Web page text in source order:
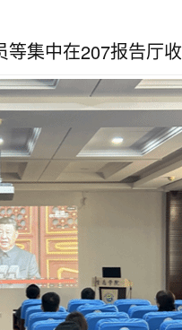
等集中在207报告厅收